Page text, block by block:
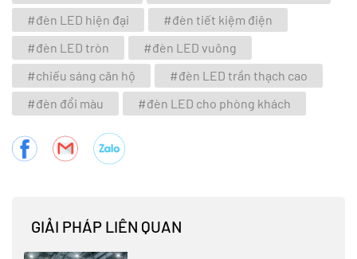
#đèn LED hiện đại
#đèn tiết kiệm điện
#đèn LED tròn
#đèn LED vuông
#chiếu sáng căn hộ
#đèn LED trần thạch cao
#đèn đổi màu
#đèn LED cho phòng khách
GIẢI PHÁP LIÊN QUAN